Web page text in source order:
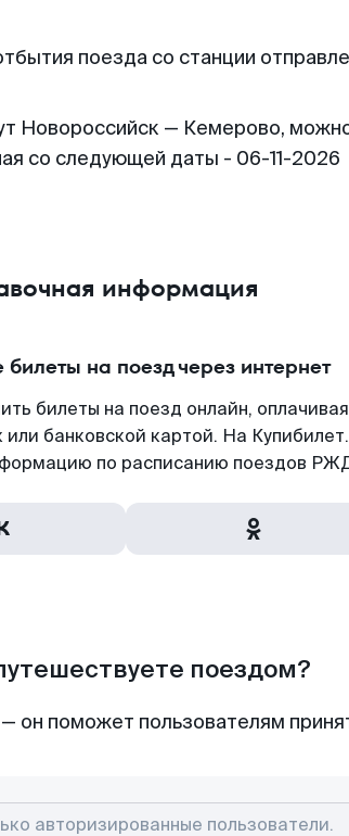
поезда со станции
Новороссийск — Кемерово,
со следующей даты - 06-11-2026
информация
на поезд через интернет
билеты на поезд онлайн,
банковской картой. На
по расписанию поездов
поездом?
он поможет пользователям